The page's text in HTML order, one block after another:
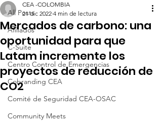
All Posts
Afiliados
C-Suite
Centro Control de Emergencias
Cobranding CEA
Comité de Seguridad CEA-OSAC
Community Meets
Mercados de carbono: una
oportunidad para que
Latam incremente los
proyectos de reducción de
CO2
CEA -COLOMBIA
21 dic 2022 4 min de lectura